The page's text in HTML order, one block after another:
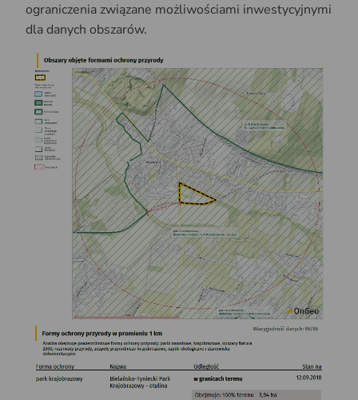
ograniczenia związane możliwościami inwestycyjnymi
dla danych obszarów.